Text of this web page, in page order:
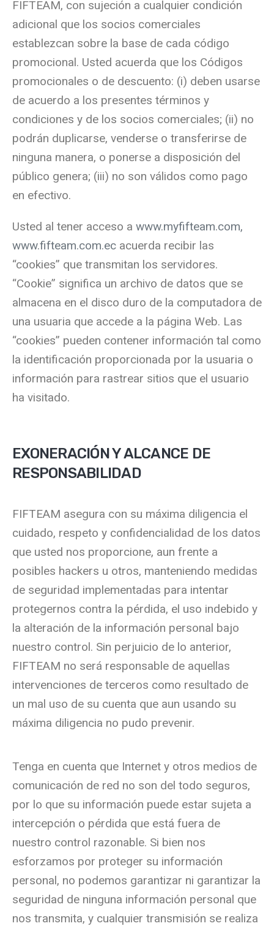
FIFTEAM, con sujeción a cualquier condición
adicional que los socios comerciales
establezcan sobre la base de cada código
promocional. Usted acuerda que los Códigos
promocionales o de descuento: (i) deben usarse
de acuerdo a los presentes términos y
condiciones y de los socios comerciales; (ii) no
podrán duplicarse, venderse o transferirse de
ninguna manera, o ponerse a disposición del
público genera; (iii) no son válidos como pago
en efectivo.
Usted al tener acceso a www.myfifteam.com,
www.fifteam.com.ec acuerda recibir las
“cookies” que transmitan los servidores.
“Cookie” significa un archivo de datos que se
almacena en el disco duro de la computadora de
una usuaria que accede a la página Web. Las
“cookies” pueden contener información tal como
la identificación proporcionada por la usuaria o
información para rastrear sitios que el usuario
ha visitado.
EXONERACIÓN Y ALCANCE DE
RESPONSABILIDAD
FIFTEAM asegura con su máxima diligencia el
cuidado, respeto y confidencialidad de los datos
que usted nos proporcione, aun frente a
posibles hackers u otros, manteniendo medidas
de seguridad implementadas para intentar
protegernos contra la pérdida, el uso indebido y
la alteración de la información personal bajo
nuestro control. Sin perjuicio de lo anterior,
FIFTEAM no será responsable de aquellas
intervenciones de terceros como resultado de
un mal uso de su cuenta que aun usando su
máxima diligencia no pudo prevenir.
Tenga en cuenta que Internet y otros medios de
comunicación de red no son del todo seguros,
por lo que su información puede estar sujeta a
intercepción o pérdida que está fuera de
nuestro control razonable. Si bien nos
esforzamos por proteger su información
personal, no podemos garantizar ni garantizar la
seguridad de ninguna información personal que
nos transmita, y cualquier transmisión se realiza